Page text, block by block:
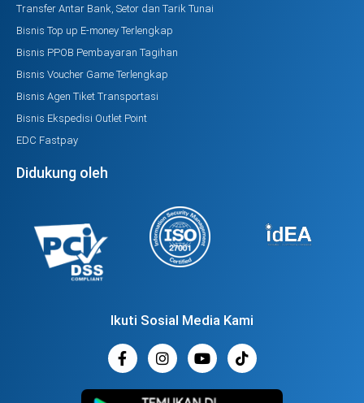
Transfer Antar Bank, Setor dan Tarik Tunai
Bisnis Top up E-money Terlengkap
Bisnis PPOB Pembayaran Tagihan
Bisnis Voucher Game Terlengkap
Bisnis Agen Tiket Transportasi
Bisnis Ekspedisi Outlet Point
EDC Fastpay
Didukung oleh
Ikuti Sosial Media Kami